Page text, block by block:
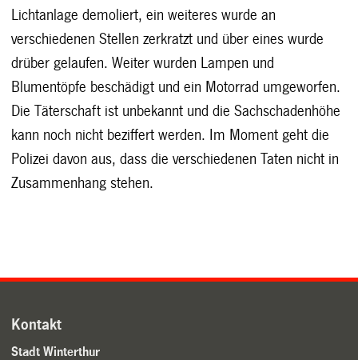
Lichtanlage demoliert, ein weiteres wurde an
verschiedenen Stellen zerkratzt und über eines wurde
drüber gelaufen. Weiter wurden Lampen und
Blumentöpfe beschädigt und ein Motorrad umgeworfen.
Die Täterschaft ist unbekannt und die Sachschadenhöhe
kann noch nicht beziffert werden. Im Moment geht die
Polizei davon aus, dass die verschiedenen Taten nicht in
Zusammenhang stehen.
Kontakt
Stadt Winterthur